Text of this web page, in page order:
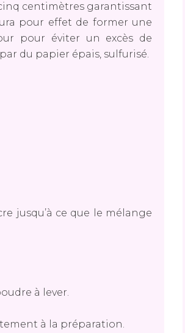
centimètres garantissant
pour effet de former une
pour éviter un excès de
du papier épais, sulfurisé.
jusqu’à ce que le mélange
à lever.
à la préparation.